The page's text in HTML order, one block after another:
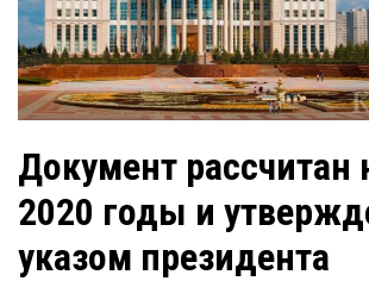
Документ рассчитан
2020 годы и
указом президента